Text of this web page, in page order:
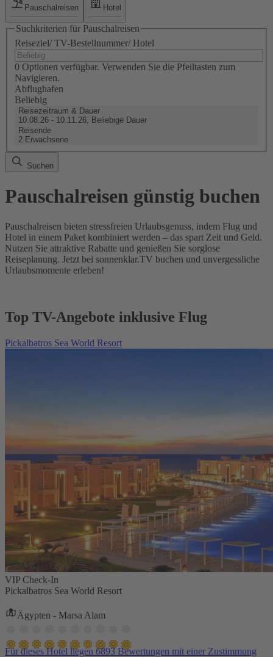
Pauschalreisen Hotel
Suchkriterien für Pauschalreisen
Reiseziel/ TV-Bestellnummer/ Hotel
0 Optionen verfügbar. Verwenden Sie die Pfeiltasten zum
Navigieren.
Abflughafen
Beliebig
Reisezeitraum & Dauer
10.08.26 - 10.11.26, Beliebige Dauer
Reisende
2 Erwachsene
Suchen
Pauschalreisen günstig buchen
Pauschalreisen bieten stressfreien Urlaubsgenuss, indem Flug und
Hotel in einem Paket kombiniert werden – das spart Zeit und Geld.
Nutzen Sie attraktive Rabatte und genießen Sie sorglose
Reiseplanung. Jetzt bei sonnenklar.TV buchen und unvergessliche
Urlaubsmomente erleben!
Top TV-Angebote inklusive Flug
Pickalbatros Sea World Resort
VIP Check-In
Pickalbatros Sea World Resort
Ägypten - Marsa Alam
Für dieses Hotel liegen 6893 Bewertungen mit einer Zustimmung